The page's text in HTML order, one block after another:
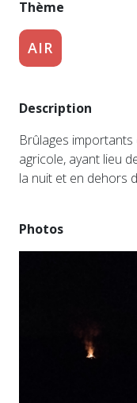
Thème
AIR
Description
Brûlages
agricole, ayant lieu
la nuit et en dehors
Photos